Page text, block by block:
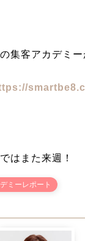
集客アカデミ
はまた来週！
ミーレポート